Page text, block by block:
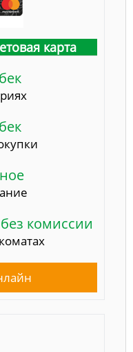
карта
комиссии